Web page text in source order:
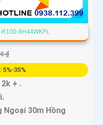
8H44WKFL
₫
5%-35%
+ .
Ngoại 30m Hồng